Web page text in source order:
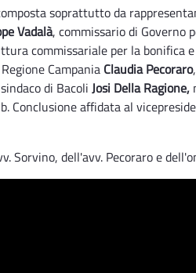
soprattutto da
Vadalà, commissario di Governo
commissariale per la bonifica
Campania Claudia Pecoraro
di Bacoli Josi Della Ragione,
Conclusione affidata al
Sorvino, dell'avv. Pecoraro e